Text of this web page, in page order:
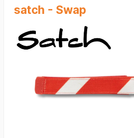
satch - Swap